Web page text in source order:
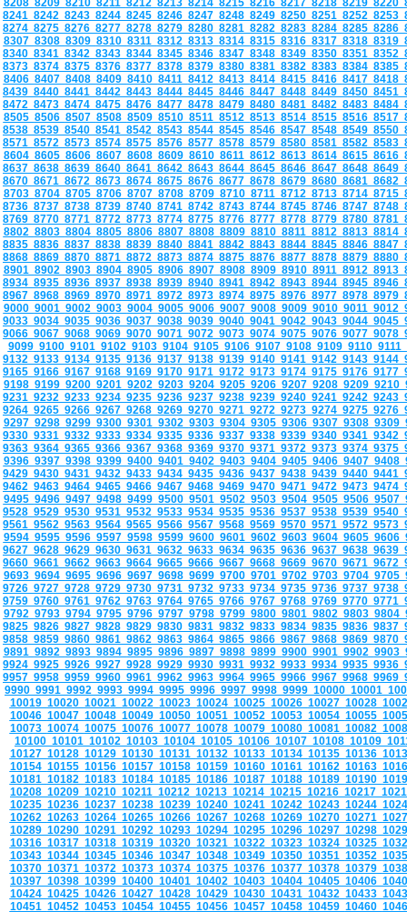
8208 8209 8210 8211 8212 8213 8214 8215 8216 8217 8218 8219 8220
8241 8242 8243 8244 8245 8246 8247 8248 8249 8250 8251 8252 8253
8274 8275 8276 8277 8278 8279 8280 8281 8282 8283 8284 8285 8286
8307 8308 8309 8310 8311 8312 8313 8314 8315 8316 8317 8318 8319
8340 8341 8342 8343 8344 8345 8346 8347 8348 8349 8350 8351 8352
8373 8374 8375 8376 8377 8378 8379 8380 8381 8382 8383 8384 8385
8406 8407 8408 8409 8410 8411 8412 8413 8414 8415 8416 8417 8418
8439 8440 8441 8442 8443 8444 8445 8446 8447 8448 8449 8450 8451
8472 8473 8474 8475 8476 8477 8478 8479 8480 8481 8482 8483 8484
8505 8506 8507 8508 8509 8510 8511 8512 8513 8514 8515 8516 8517
8538 8539 8540 8541 8542 8543 8544 8545 8546 8547 8548 8549 8550
8571 8572 8573 8574 8575 8576 8577 8578 8579 8580 8581 8582 8583
8604 8605 8606 8607 8608 8609 8610 8611 8612 8613 8614 8615 8616
8637 8638 8639 8640 8641 8642 8643 8644 8645 8646 8647 8648 8649
8670 8671 8672 8673 8674 8675 8676 8677 8678 8679 8680 8681 8682
8703 8704 8705 8706 8707 8708 8709 8710 8711 8712 8713 8714 8715
8736 8737 8738 8739 8740 8741 8742 8743 8744 8745 8746 8747 8748
8769 8770 8771 8772 8773 8774 8775 8776 8777 8778 8779 8780 8781
8802 8803 8804 8805 8806 8807 8808 8809 8810 8811 8812 8813 8814
8835 8836 8837 8838 8839 8840 8841 8842 8843 8844 8845 8846 8847
8868 8869 8870 8871 8872 8873 8874 8875 8876 8877 8878 8879 8880
8901 8902 8903 8904 8905 8906 8907 8908 8909 8910 8911 8912 8913
8934 8935 8936 8937 8938 8939 8940 8941 8942 8943 8944 8945 8946
8967 8968 8969 8970 8971 8972 8973 8974 8975 8976 8977 8978 8979
9000 9001 9002 9003 9004 9005 9006 9007 9008 9009 9010 9011 9012
9033 9034 9035 9036 9037 9038 9039 9040 9041 9042 9043 9044 9045
9066 9067 9068 9069 9070 9071 9072 9073 9074 9075 9076 9077 9078
9099 9100 9101 9102 9103 9104 9105 9106 9107 9108 9109 9110 9111
9132 9133 9134 9135 9136 9137 9138 9139 9140 9141 9142 9143 9144
9165 9166 9167 9168 9169 9170 9171 9172 9173 9174 9175 9176 9177
9198 9199 9200 9201 9202 9203 9204 9205 9206 9207 9208 9209 9210
9231 9232 9233 9234 9235 9236 9237 9238 9239 9240 9241 9242 9243
9264 9265 9266 9267 9268 9269 9270 9271 9272 9273 9274 9275 9276
9297 9298 9299 9300 9301 9302 9303 9304 9305 9306 9307 9308 9309
9330 9331 9332 9333 9334 9335 9336 9337 9338 9339 9340 9341 9342
9363 9364 9365 9366 9367 9368 9369 9370 9371 9372 9373 9374 9375
9396 9397 9398 9399 9400 9401 9402 9403 9404 9405 9406 9407 9408
9429 9430 9431 9432 9433 9434 9435 9436 9437 9438 9439 9440 9441
9462 9463 9464 9465 9466 9467 9468 9469 9470 9471 9472 9473 9474
9495 9496 9497 9498 9499 9500 9501 9502 9503 9504 9505 9506 9507
9528 9529 9530 9531 9532 9533 9534 9535 9536 9537 9538 9539 9540
9561 9562 9563 9564 9565 9566 9567 9568 9569 9570 9571 9572 9573
9594 9595 9596 9597 9598 9599 9600 9601 9602 9603 9604 9605 9606
9627 9628 9629 9630 9631 9632 9633 9634 9635 9636 9637 9638 9639
9660 9661 9662 9663 9664 9665 9666 9667 9668 9669 9670 9671 9672
9693 9694 9695 9696 9697 9698 9699 9700 9701 9702 9703 9704 9705
9726 9727 9728 9729 9730 9731 9732 9733 9734 9735 9736 9737 9738
9759 9760 9761 9762 9763 9764 9765 9766 9767 9768 9769 9770 9771
9792 9793 9794 9795 9796 9797 9798 9799 9800 9801 9802 9803 9804
9825 9826 9827 9828 9829 9830 9831 9832 9833 9834 9835 9836 9837
9858 9859 9860 9861 9862 9863 9864 9865 9866 9867 9868 9869 9870
9891 9892 9893 9894 9895 9896 9897 9898 9899 9900 9901 9902 9903
9924 9925 9926 9927 9928 9929 9930 9931 9932 9933 9934 9935 9936
9957 9958 9959 9960 9961 9962 9963 9964 9965 9966 9967 9968 9969
9990 9991 9992 9993 9994 9995 9996 9997 9998 9999 10000 10001
10019 10020 10021 10022 10023 10024 10025 10026 10027 10028
10046 10047 10048 10049 10050 10051 10052 10053 10054 10055
10073 10074 10075 10076 10077 10078 10079 10080 10081 10082
10100 10101 10102 10103 10104 10105 10106 10107 10108 10109
10127 10128 10129 10130 10131 10132 10133 10134 10135 10136
10154 10155 10156 10157 10158 10159 10160 10161 10162 10163
10181 10182 10183 10184 10185 10186 10187 10188 10189 10190
10208 10209 10210 10211 10212 10213 10214 10215 10216 10217
10235 10236 10237 10238 10239 10240 10241 10242 10243 10244
10262 10263 10264 10265 10266 10267 10268 10269 10270 10271
10289 10290 10291 10292 10293 10294 10295 10296 10297 10298
10316 10317 10318 10319 10320 10321 10322 10323 10324 10325
10343 10344 10345 10346 10347 10348 10349 10350 10351 10352
10370 10371 10372 10373 10374 10375 10376 10377 10378 10379
10397 10398 10399 10400 10401 10402 10403 10404 10405 10406
10424 10425 10426 10427 10428 10429 10430 10431 10432 10433
10451 10452 10453 10454 10455 10456 10457 10458 10459 10460